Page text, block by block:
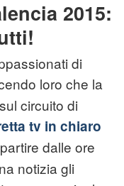
2015:
di
loro che la
circuito di
tv in chiaro
dalle ore
notizia gli